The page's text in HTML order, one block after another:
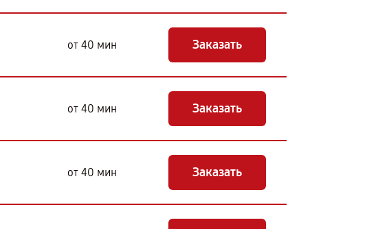
от 40 мин Заказать
от 40 мин Заказать
от 40 мин Заказать